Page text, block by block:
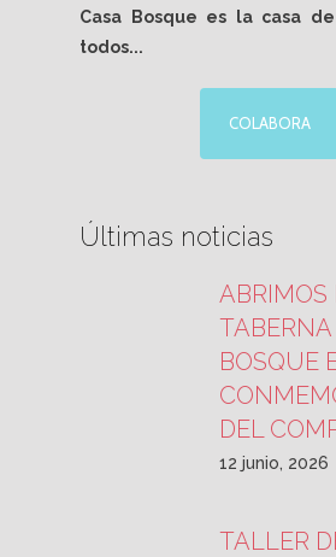
Casa Bosque es la casa
todos...
COLABORA
Últimas noticias
ABRIMOS
BOSQUE
DEL
12 junio, 2026
TALLER